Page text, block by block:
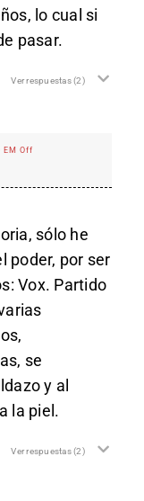
lo cual si
pasar.
Ver respuestas(2)
EM Off
sólo he
poder, por ser
Vox. Partido
se
y al
la piel.
Ver respuestas(2)